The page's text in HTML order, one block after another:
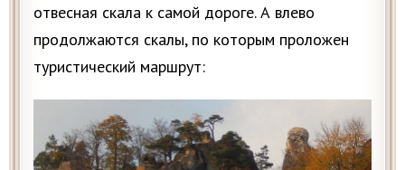
отвесная скала к самой дороге. А влево
продолжаются скалы, по которым проложен
туристический маршрут: